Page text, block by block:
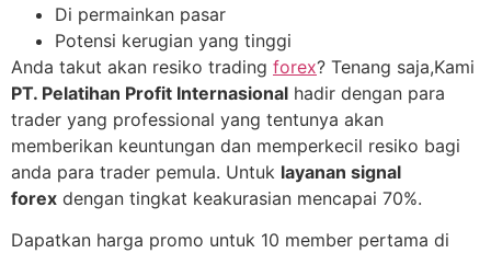
Di permainkan pasar
Potensi kerugian yang tinggi
Anda takut akan resiko trading forex? Tenang saja,Kami
PT. Pelatihan Profit Internasional hadir dengan para
trader yang professional yang tentunya akan
memberikan keuntungan dan memperkecil resiko bagi
anda para trader pemula. Untuk layanan signal
forex dengan tingkat keakurasian mencapai 70%.
Dapatkan harga promo untuk 10 member pertama di